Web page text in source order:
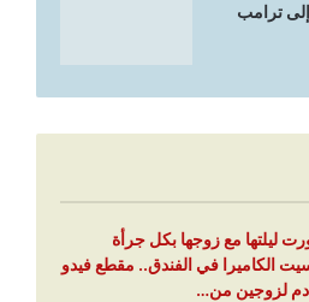
ترامب
ليلتها مع زوجها بكل جرأة
الكاميرا في الفندق.. مقطع فيدو
لزوجين من…